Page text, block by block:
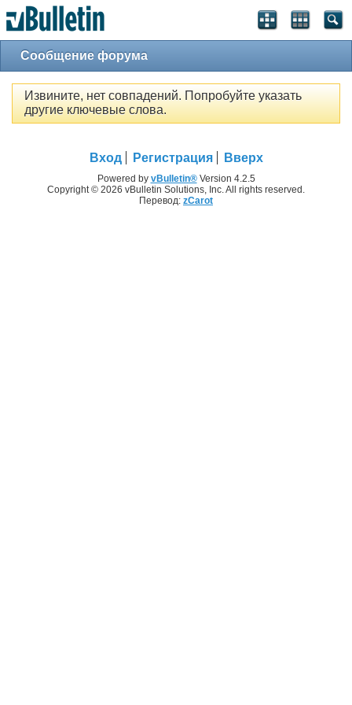
Сообщение форума
Извините, нет совпадений. Попробуйте указать
другие ключевые слова.
Вход Регистрация Вверх
Powered by vBulletin®Version 4.2.5
Copyright © 2026 vBulletin Solutions, Inc. All rights reserved.
Перевод: zCarot